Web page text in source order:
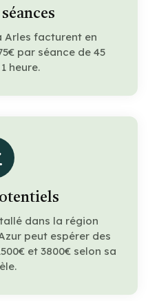
Arles facturent en
par séance de 45
heure.
dans la région
peut espérer des
et 3800€ selon sa